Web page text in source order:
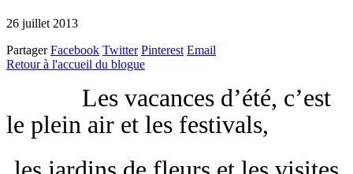
26 juillet 2013
Partager Facebook Twitter Pinterest Email
Retour à l'accueil du blogue
Les vacances d’été, c’est
le plein air et les festivals,